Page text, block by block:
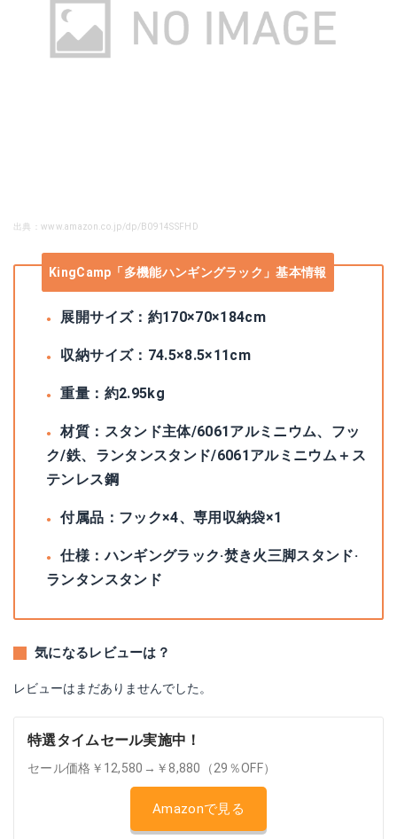
出典：www.amazon.co.jp/dp/B0914SSFHD
KingCamp「多機能ハンギングラック」基本情報
展開サイズ：約170×70×184cm
収納サイズ：74.5×8.5×11cm
重量：約2.95kg
材質：スタンド主体/6061アルミニウム、フッ
ク/鉄、ランタンスタンド/6061アルミニウム＋ス
テンレス鋼
付属品：フック×4、専用収納袋×1
仕様：ハンギングラック·焚き火三脚スタンド·
ランタンスタンド
気になるレビューは？
レビューはまだありませんでした。
特選タイムセール実施中！
セール価格￥12,580→￥8,880（29％OFF）
Amazonで見る